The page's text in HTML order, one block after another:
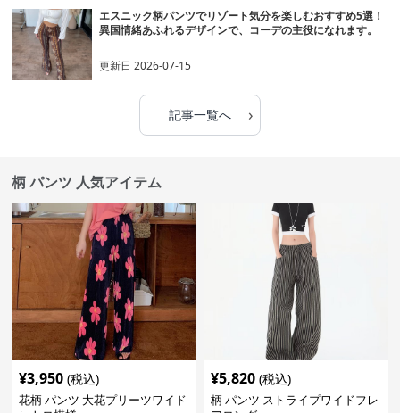
エスニック柄パンツでリゾート気分を楽しむおすすめ5選！
異国情緒あふれるデザインで、コーデの主役になれます。
更新日2026-07-15
記事一覧へ ›
柄 パンツ 人気アイテム
¥3,950 (税込)
花柄 パンツ 大花プリーツワイド
¥5,820 (税込)
柄 パンツ ストライプワイドフレ